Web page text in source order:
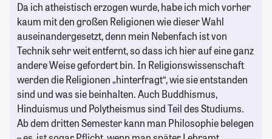
Da ich atheistisch erzogen wurde, habe ich mich vorher
kaum mit den großen Religionen wie dieser Wahl
auseinandergesetzt, denn mein Nebenfach ist von
Technik sehr weit entfernt, so dass ich hier auf eine ganz
andere Weise gefordert bin. In Religionswissenschaft
werden die Religionen „hinterfragt“, wie sie entstanden
sind und was sie beinhalten. Auch Buddhismus,
Hinduismus und Polytheismus sind Teil des Studiums.
Ab dem dritten Semester kann man Philosophie belegen